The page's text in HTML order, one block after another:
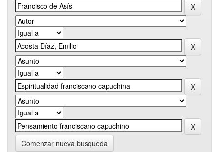
Comenzar nueva busqueda